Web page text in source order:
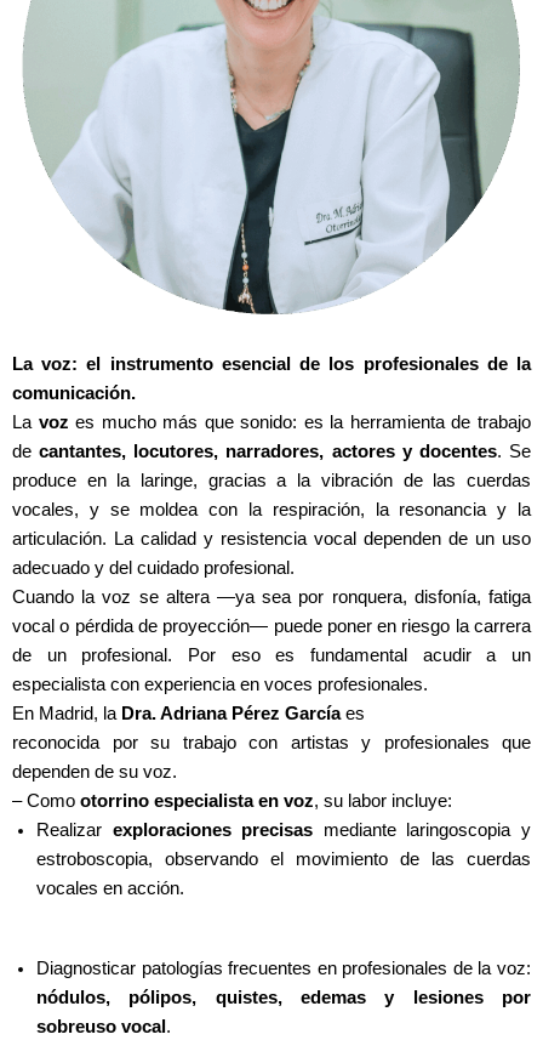
La voz: el instrumento esencial de los profesionales de la
comunicación.
La vozes mucho más que sonido: es la herramienta de trabajo
decantantes, locutores, narradores, actores y docentes. Se
produce en la laringe, gracias a la vibración de las cuerdas
vocales, y se moldea con la respiración, la resonancia y la
articulación. La calidad y resistencia vocal dependen de un uso
adecuado y del cuidado profesional.
Cuando la voz se altera —ya sea por ronquera, disfonía, fatiga
vocal o pérdida de proyección— puede poner en riesgo la carrera
de un profesional. Por eso es fundamental acudir a un
especialista con experiencia en voces profesionales.
En Madrid, la Dra. Adriana Pérez Garcíaes
reconocida por su trabajo con artistas y profesionales que
dependen de su voz.
– Como otorrino especialista en voz, su labor incluye:
Realizar exploraciones precisas mediante laringoscopia y
estroboscopia, observando el movimiento de las cuerdas
vocales en acción.
Diagnosticar patologías frecuentes en profesionales de la voz:
nódulos, pólipos, quistes, edemas y lesiones por
sobreuso vocal .